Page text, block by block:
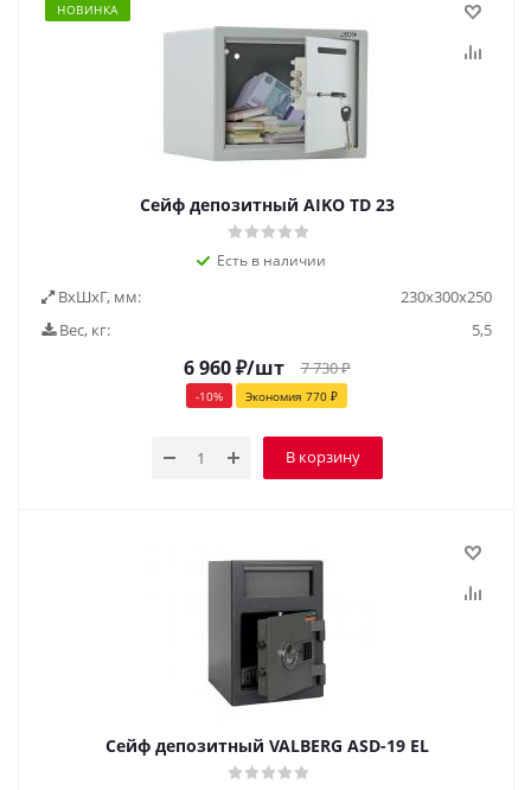
НОВИНКА
Сейф депозитный AIKO TD 23
Есть в наличии
ВxШxГ, мм:
230х300х250
Вес, кг:
5,5
6 960₽/шт 7 730₽
-10% Экономия 770 ₽
В корзину
Сейф депозитный VALBERG ASD-19 EL